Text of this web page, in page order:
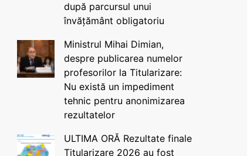
după parcursul unui
învățământ obligatoriu
Ministrul Mihai Dimian,
despre publicarea numelor
profesorilor la Titularizare:
Nu există un impediment
tehnic pentru anonimizarea
rezultatelor
ULTIMA ORĂ Rezultate finale
Titularizare 2026 au fost